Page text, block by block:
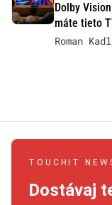
Dolby
máte tieto
Roman
TOUCHIT
Dostávaj